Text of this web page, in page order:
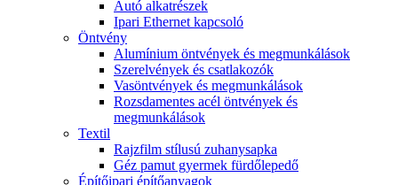
Autó alkatrészek
Ipari Ethernet kapcsoló
Öntvény
Alumínium öntvények és megmunkálások
Szerelvények és csatlakozók
Vasöntvények és megmunkálások
Rozsdamentes acél öntvények és
megmunkálások
Textil
Rajzfilm stílusú zuhanysapka
Géz pamut gyermek fürdőlepedő
Építőipari építőanyagok